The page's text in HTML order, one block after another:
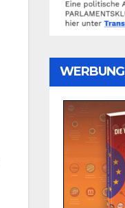
WERBUNG